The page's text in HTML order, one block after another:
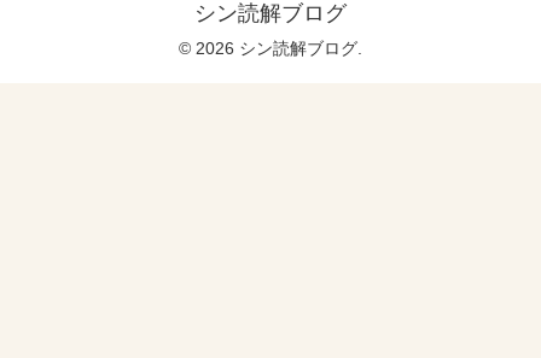
シン読解ブログ
© 2026 シン読解ブログ.